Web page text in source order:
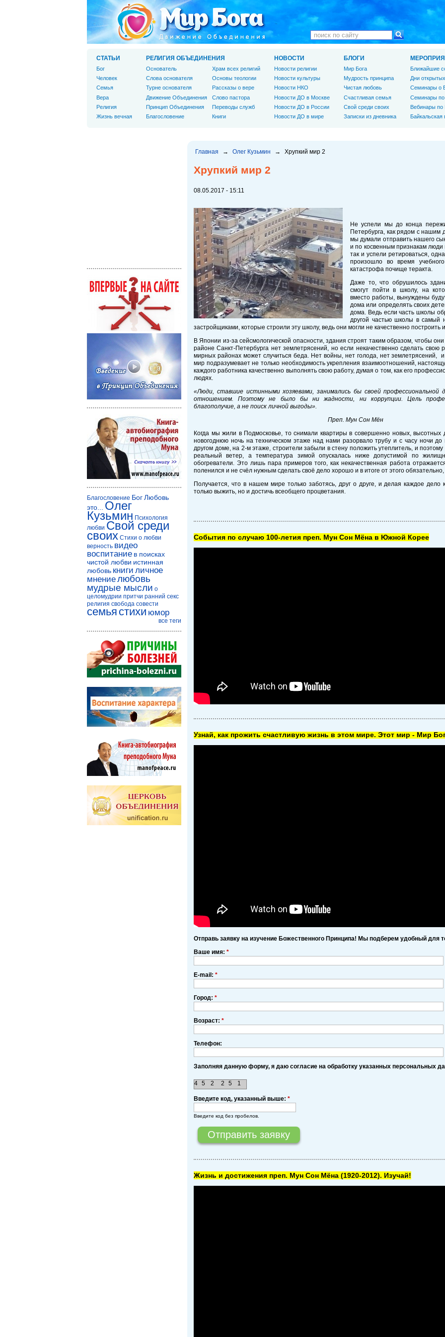
Главная → Олег Кузьмин → Хрупкий мир 2
Хрупкий мир 2
08.05.2017 - 15:11
Не успели мы до конца
Петербурга, как рядом с
мы думали отправить нашего
и по косвенным признакам
так и успели ретироваться,
произошло во время
катастрофа почище теракта.
Даже то, что обрушилось
смогут пойти в школу, на
вместо работы, вынуждены
дома или определять своих
дома. Ведь если часть школы
другой частью школы в самый
застройщиками, которые строили эту школу, ведь они могли не качественно построить
В Японии из-за сейсмологической опасности, здания строят таким образом, чтобы
районе Санкт-Петербурга нет землетрясений, но если некачественно сделать свою
мирных районах может случиться беда. Нет войны, нет голода, нет землетрясений,
мир подразумевает не только необходимость укрепления взаимоотношений,
каждого работника качественно выполнять свою работу, думая о том, как его
людях.
«Люди, ставшие истинными хозяевами, занимались бы своей
отношением. Поэтому не было бы ни жадности, ни коррупции. Цель
благополучие, а не поиск личной выгоды».
Преп. Мун Сон Мён
Когда мы жили в Подмосковье, то снимали квартиры в совершенно новых,
новогоднюю ночь на техническом этаже над нами разорвало трубу и с часу ночи
другом доме, на 2-м этаже, строители забыли в стену положить утеплитель, и
реальный ветер, а температура зимой опускалась ниже допустимой по
обогреватели. Это лишь пара примеров того, как некачественная работа
поленился и не счёл нужным сделать своё дело хорошо и в итоге от этого
Получается, что в нашем мире только заботясь, друг о друге, и делая каждое дело
только выжить, но и достичь всеобщего процветания.
Cобытия по случаю 100-летия преп. Мун Сон Мёна в Южной Корее
Узнай, как прожить счастливую жизнь в этом мире. Этот мир - Мир
Отправь заявку на изучение Божественного Принципа! Мы подберем удобный для
Ваше имя: *
E-mail: *
Город: *
Возраст: *
Телефон:
Заполняя данную форму, я даю согласие на обработку указанных персональных
2
4 2
5 1
5
Введите код, указанный выше: *
Введите код без пробелов.
Жизнь и достижения преп. Мун Сон Мёна (1920-2012). Изучай!
СТАТЬИ
Бог
Человек
Cемья
Вера
Религия
Жизнь вечная
РЕЛИГИЯ ОБЪЕДИНЕНИЯ
Основатель
Слова основателя
Турне основателя
Движение Объединения
Принцип Объединения
Благословение
Храм всех религий
Основы теологии
Рассказы о вере
Слово пастора
Переводы служб
Книги
НОВОСТИ
Новости религии
Новости культуры
Новости НКО
Новости ДО в Москве
Новости ДО в России
Новости ДО в мире
БЛОГИ
Мир Бога
Мудрость принципа
Чистая любовь
Счастливая семья
Свой среди своих
Записки из дневника
Ближайшие
Дни
Семинары о
Семинары
Вебинары по
Байкальская
Благословение БогЛюбовь
это...
Олег
Кузьмин Психология
любви Свой среди
своих Стихи о любви
верность видео
воспитание в поисках
чистой любви истинная
любовь книги личное
мнениелюбовь
мудрые мысли о
целомудрии притчи ранний секс
религия свобода совести
семья стихи юмор
все теги